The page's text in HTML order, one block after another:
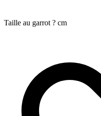
Taille au garrot ? cm